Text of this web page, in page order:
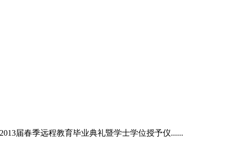
届春季远程教育毕业典礼暨学士学位授予仪......